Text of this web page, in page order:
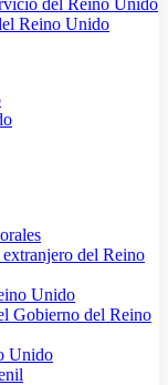
Reino Unido
extranjero del Reino
Unido
Gobierno del Reino
Unido